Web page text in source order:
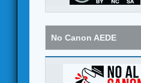
No Canon AEDE